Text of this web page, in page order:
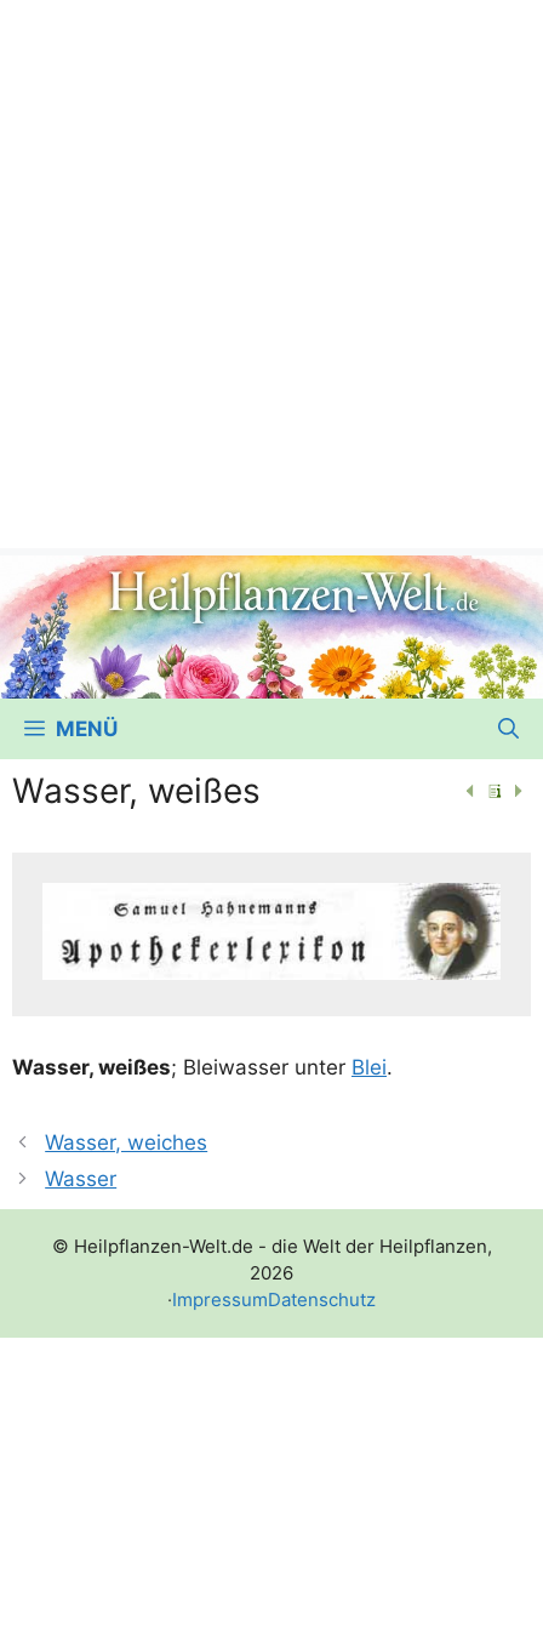
MENÜ
Wasser, weißes
Was­ser, wei­ßes; Blei­was­ser unter Blei.
Wasser, weiches
Wasser
© Heilpflanzen-Welt.de - die Welt der Heilpflanzen,
2026
·ImpressumDatenschutz